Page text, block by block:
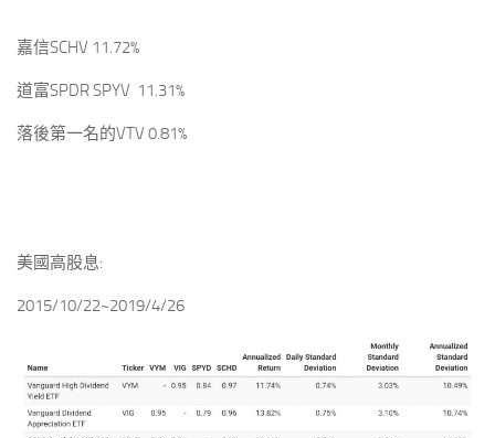
嘉信SCHV 11.72%
道富SPDR SPYV 11.31%
落後第一名的VTV 0.81%
美國高股息:
2015/10/22~2019/4/26